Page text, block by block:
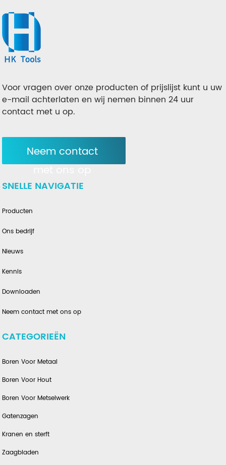
Voor vragen over onze producten of prijslijst kunt u uw
e-mail achterlaten en wij nemen binnen 24 uur
contact met u op.
Neem contact
SNELLE NAVIGATIE
Producten
Ons bedrijf
Nieuws
Kennis
Downloaden
Neem contact met ons op
CATEGORIEËN
Boren Voor Metaal
Boren Voor Hout
Boren Voor Metselwerk
Gatenzagen
Kranen en sterft
Zaagbladen